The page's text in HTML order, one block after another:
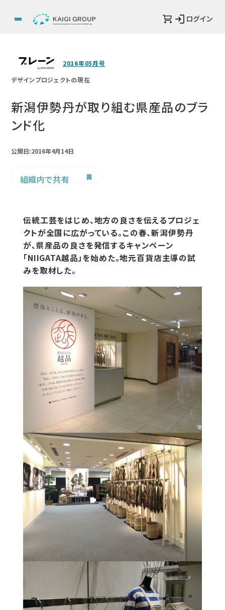
ログイン
2016年05月号
デザインプロジェクトの現在
新潟伊勢丹が取り組む県産品のブラ
ンド化
公開日:2016年4月14日
組織内で共有
伝統工芸をはじめ、地方の良さを伝えるプロジェ
クトが全国に広がっている。この春、新潟伊勢丹
が、県産品の良さを発信するキャンペーン
「NIIGATA越品」を始めた。地元百貨店主導の試
みを取材した。